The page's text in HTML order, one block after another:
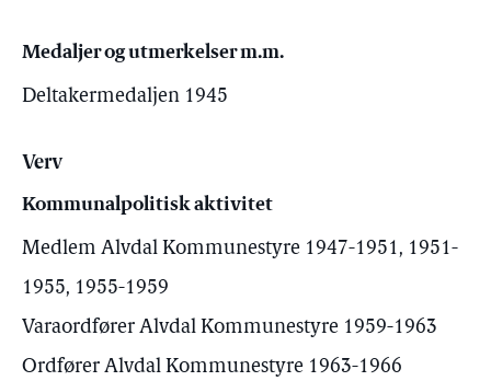
Medaljer og utmerkelser m.m.
Deltakermedaljen 1945
Verv
Kommunalpolitisk aktivitet
Medlem Alvdal Kommunestyre 1947-1951, 1951-
1955, 1955-1959
Varaordfører Alvdal Kommunestyre 1959-1963
Ordfører Alvdal Kommunestyre 1963-1966